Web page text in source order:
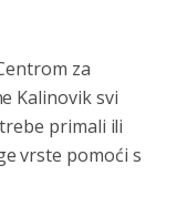
za
Kalinovik svi
primali ili
vrste pomoći s